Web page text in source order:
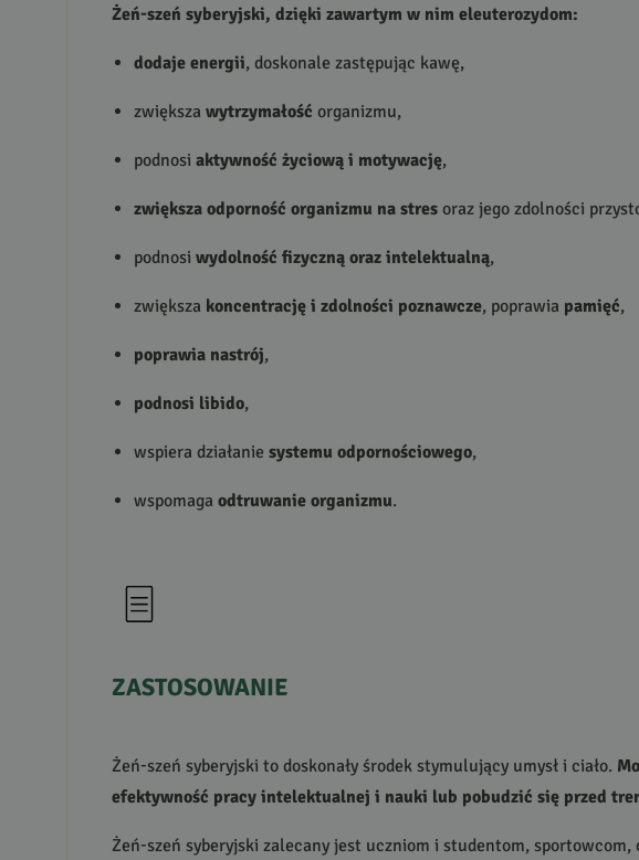
Żeń-szeń syberyjski, dzięki zawartym w nim eleuterozydom:
dodaje energii, doskonale zastępując kawę,
zwiększa wytrzymałość organizmu,
podnosi aktywność życiową i motywację,
zwiększa odporność organizmu na stres oraz jego zdolności
podnosi wydolność fizyczną oraz intelektualną,
zwiększa koncentrację i zdolności poznawcze, poprawia pamięć,
poprawia nastrój,
podnosi libido,
wspiera działanie systemu odpornościowego,
wspomaga odtruwanie organizmu.
ZASTOSOWANIE
Żeń-szeń syberyjski to doskonały środek stymulujący umysł i ciało.
efektywność pracy intelektualnej i nauki lub pobudzić się przed
Żeń-szeń syberyjski zalecany jest uczniom i studentom,